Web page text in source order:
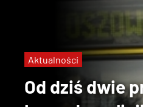
Od dziś dwie
Aktualności